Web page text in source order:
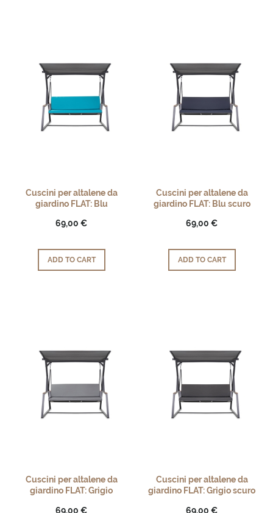
Cuscini per altalene da
giardino FLAT: Blu
69,00 €
ADD TO CART
Cuscini per altalene da
giardino FLAT: Blu scuro
69,00 €
ADD TO CART
Cuscini per altalene da
giardino FLAT: Grigio
69,00 €
Cuscini per altalene da
giardino FLAT: Grigio scuro
69,00 €